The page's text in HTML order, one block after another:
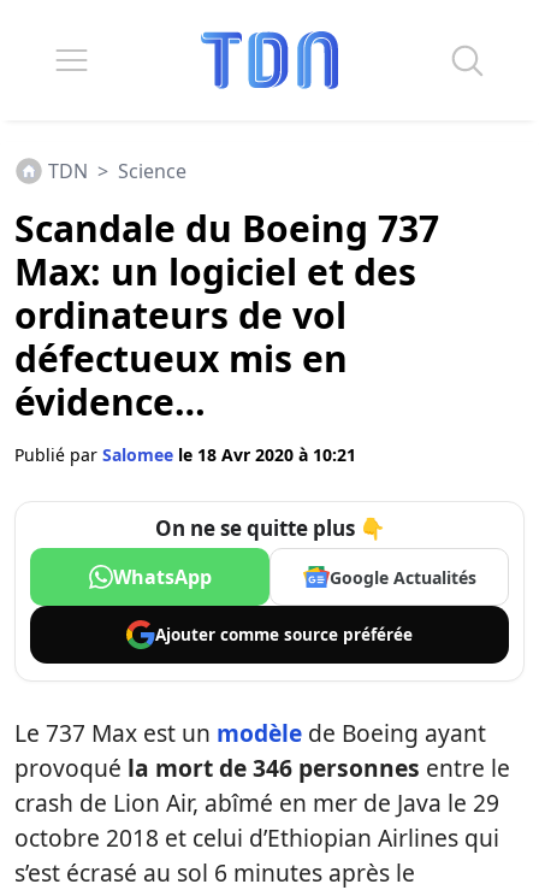
TDN > Science
Scandale du Boeing 737
Max: un logiciel et des
ordinateurs de vol
défectueux mis en
évidence…
Publié par Salomee le 18 Avr 2020 à 10:21
On ne se quitte plus 👇
WhatsApp Google Actualités
Ajouter comme source préférée
Le 737 Max est un modèle de Boeing ayant
provoqué la mort de 346 personnes entre le
crash de Lion Air, abîmé en mer de Java le 29
octobre 2018 et celui d’Ethiopian Airlines qui
s’est écrasé au sol 6 minutes après le